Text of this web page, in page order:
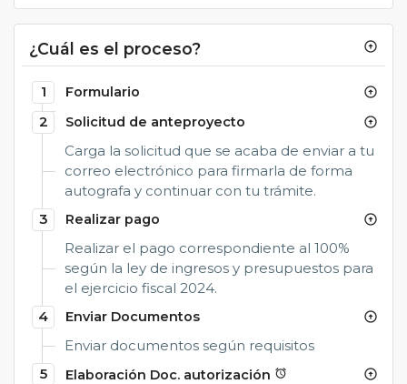
¿Cuál es el proceso? arrow_circle_up
1 Formulario arrow_circle_up
2 Solicitud de anteproyecto arrow_circle_up
Carga la solicitud que se acaba de enviar a tu
correo electrónico para firmarla de forma
autografa y continuar con tu trámite.
3
Realizar pago arrow_circle_up
Realizar el pago correspondiente al 100%
según la ley de ingresos y presupuestos para
el ejercicio fiscal 2024.
4
Enviar Documentos arrow_circle_up
Enviar documentos según requisitos
5
Elaboración Doc. autorización alarm arrow_circle_up